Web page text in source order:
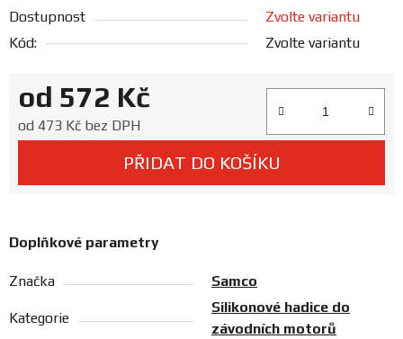
Prodejny
Dostupnost
Zvolte variantu
Kód:
Zvolte variantu
od 572 Kč
od 473 Kč bez DPH
PŘIDAT DO KOŠÍKU
Doplňkové parametry
Značka Samco
Kategorie
Silikonové hadice do
závodních motorů